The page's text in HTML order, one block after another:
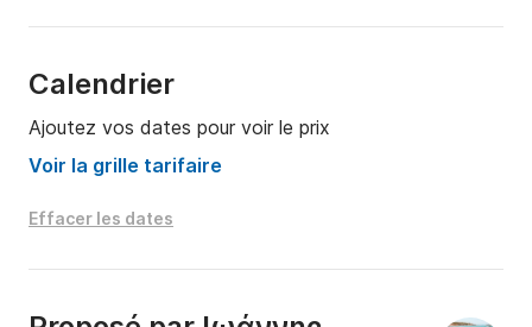
Calendrier
Ajoutez vos dates pour voir le prix
Voir la grille tarifaire
Effacer les dates